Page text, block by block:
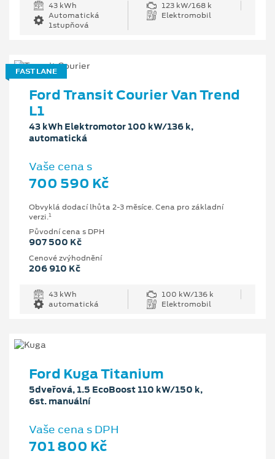
43 kWh
123 kW/168 k
Automatická
1stupňová
Elektromobil
FAST LANE
Ford Transit Courier Van Trend
L1
43 kWh Elektromotor 100 kW/136 k,
automatická
Vaše cena s
700 590 Kč
Obvyklá dodací lhůta 2-3 měsíce. Cena pro základní
verzi.1
Původní cena s DPH
907 500 Kč
Cenové zvýhodnění
206 910 Kč
43 kWh
100 kW/136 k
automatická
Elektromobil
Ford Kuga Titanium
5dveřová, 1.5 EcoBoost 110 kW/150 k,
6st. manuální
Vaše cena s DPH
701 800 Kč